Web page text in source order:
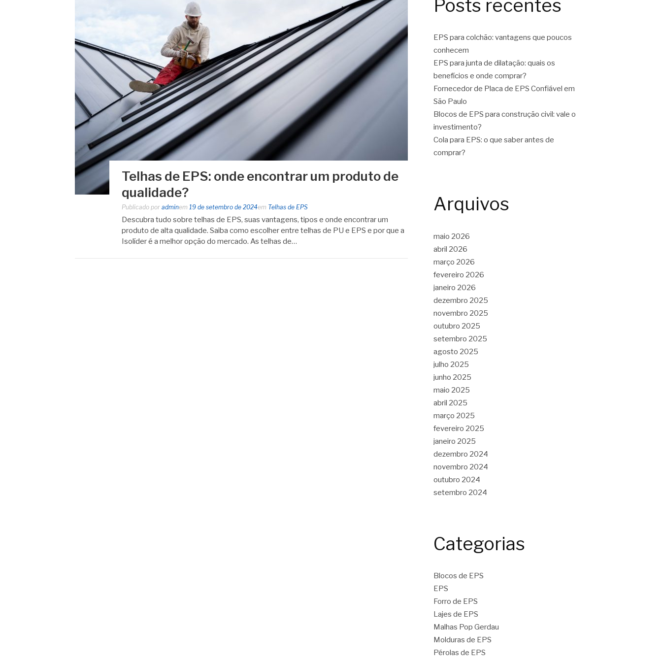
Telhas de EPS: onde encontrar um produto de
qualidade?
Publicado por adminem 19 de setembro de 2024em Telhas de EPS
Descubra tudo sobre telhas de EPS, suas vantagens, tipos e onde encontrar um
produto de alta qualidade. Saiba como escolher entre telhas de PU e EPS e por que a
Isolíder é a melhor opção do mercado. As telhas de…
Posts recentes
EPS para colchão: vantagens que poucos
conhecem
EPS para junta de dilatação: quais os
benefícios e onde comprar?
Fornecedor de Placa de EPS Confiável em
São Paulo
Blocos de EPS para construção civil: vale o
investimento?
Cola para EPS: o que saber antes de
comprar?
Arquivos
maio 2026
abril 2026
março 2026
fevereiro 2026
janeiro 2026
dezembro 2025
novembro 2025
outubro 2025
setembro 2025
agosto 2025
julho 2025
junho 2025
maio 2025
abril 2025
março 2025
fevereiro 2025
janeiro 2025
dezembro 2024
novembro 2024
outubro 2024
setembro 2024
Categorias
Blocos de EPS
EPS
Forro de EPS
Lajes de EPS
Malhas Pop Gerdau
Molduras de EPS
Pérolas de EPS